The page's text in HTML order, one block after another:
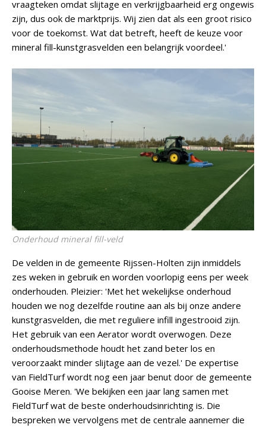
vraagteken omdat slijtage en verkrijgbaarheid erg ongewis
zijn, dus ook de marktprijs. Wij zien dat als een groot risico
voor de toekomst. Wat dat betreft, heeft de keuze voor
mineral fill-kunstgrasvelden een belangrijk voordeel.'
Onderhoud mineral fill-veld
De velden in de gemeente Rijssen-Holten zijn inmiddels
zes weken in gebruik en worden voorlopig eens per week
onderhouden. Pleizier: 'Met het wekelijkse onderhoud
houden we nog dezelfde routine aan als bij onze andere
kunstgrasvelden, die met reguliere infill ingestrooid zijn.
Het gebruik van een Aerator wordt overwogen. Deze
onderhoudsmethode houdt het zand beter los en
veroorzaakt minder slijtage aan de vezel.' De expertise
van FieldTurf wordt nog een jaar benut door de gemeente
Gooise Meren. 'We bekijken een jaar lang samen met
FieldTurf wat de beste onderhoudsinrichting is. Die
bespreken we vervolgens met de centrale aannemer die